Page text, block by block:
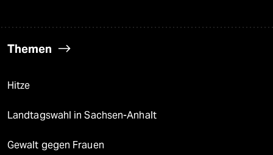
Themen
Hitze
Landtagswahl in Sachsen-Anhalt
Gewalt gegen Frauen